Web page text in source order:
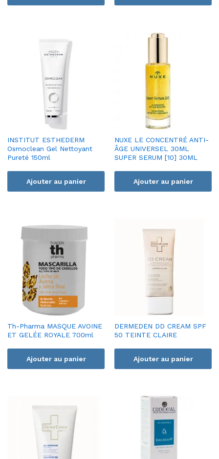
INSTITUT ESTHEDERM
Osmoclean Gel Nettoyant
Pureté 150ml
Ajouter au panier
NUXE LE CONCENTRÉ ANTI-
ÂGE UNIVERSEL 30ML
SUPER SERUM [10] 30ML
Ajouter au panier
Th-Pharma MASQUE AVOINE
ET GELÉE ROYALE 700ml
Ajouter au panier
DERMEDEN DD CREAM SPF
50 TEINTE CLAIRE
Ajouter au panier